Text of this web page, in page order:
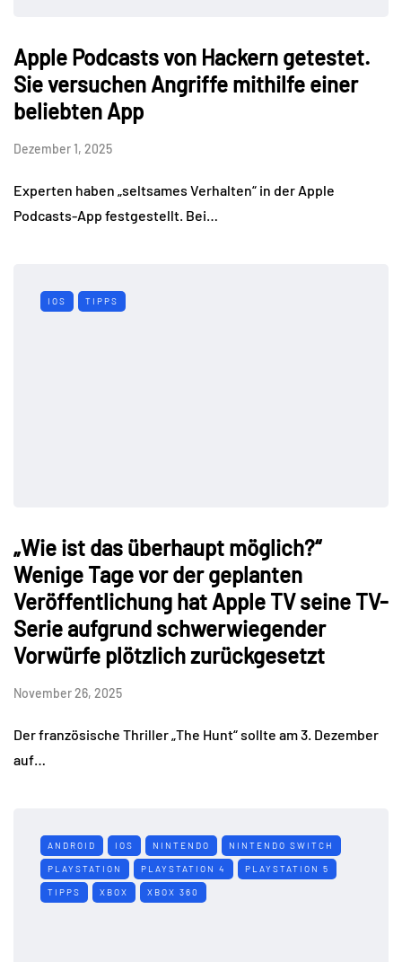
Apple Podcasts von Hackern getestet.
Sie versuchen Angriffe mithilfe einer
beliebten App
Dezember 1, 2025
Experten haben „seltsames Verhalten“ in der Apple
Podcasts-App festgestellt. Bei…
IOS TIPPS
„Wie ist das überhaupt möglich?“
Wenige Tage vor der geplanten
Veröffentlichung hat Apple TV seine TV-
Serie aufgrund schwerwiegender
Vorwürfe plötzlich zurückgesetzt
November 26, 2025
Der französische Thriller „The Hunt“ sollte am 3. Dezember
auf…
ANDROID IOS NINTENDO NINTENDO SWITCH
PLAYSTATION PLAYSTATION 4 PLAYSTATION 5
TIPPS XBOX XBOX 360